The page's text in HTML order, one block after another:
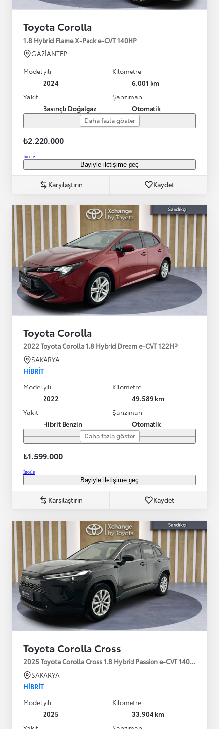
Toyota Corolla
1.8 Hybrid Flame X-Pack e-CVT 140HP
GAZİANTEP
Model yılı
2024
Kilometre
6.001 km
Yakıt
Basınçlı Doğalgaz
Şanzıman
Otomatik
Daha fazla göster
₺2.220.000
İncele
Bayiyle iletişime geç
Karşılaştırın Kaydet
Toyota Corolla
2022 Toyota Corolla 1.8 Hybrid Dream e-CVT 122HP
SAKARYA
HIBRIT
Model yılı
2022
Kilometre
49.589 km
Yakıt
Hibrit Benzin
Şanzıman
Otomatik
Daha fazla göster
₺1.599.000
İncele
Bayiyle iletişime geç
Karşılaştırın Kaydet
Toyota Corolla Cross
2025 Toyota Corolla Cross 1.8 Hybrid Passion e-CVT 140HP
SAKARYA
HIBRIT
Model yılı
2025
Kilometre
33.904 km